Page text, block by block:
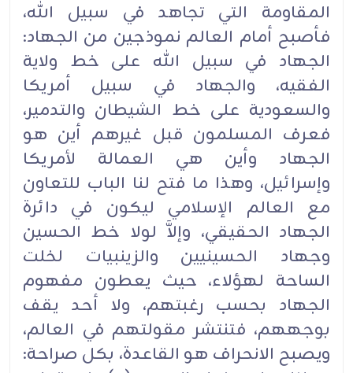
المقاومة التي تجاهد في سبيل الله،
فأصبح أمام العالم نموذجين من الجهاد:
الجهاد في سبيل الله على خط ولاية
الفقيه، والجهاد في سبيل أمريكا
والسعودية على خط الشيطان والتدمير،
فعرف المسلمون قبل غيرهم أين هو
الجهاد وأين هي العمالة لأمريكا
وإسرائيل، وهذا ما فتح لنا الباب للتعاون
مع العالم الإسلامي ليكون في دائرة
الجهاد الحقيقي، وإلاَّ لولا خط الحسين
وجهاد الحسينيين والزينبيات لخلت
الساحة لهؤلاء، حيث يعطون مفهوم
الجهاد بحسب رغبتهم، ولا أحد يقف
بوجههم، فتنتشر مقولتهم في العالم،
ويصبح الانحراف هو القاعدة، بكل صراحة: